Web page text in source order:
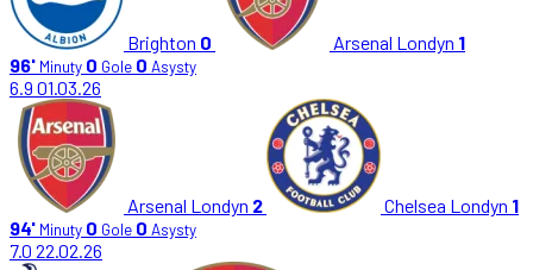
Brighton 0 Arsenal Londyn 1
96' Minuty 0 Gole 0 Asysty
6.9 01.03.26
Arsenal Londyn 2 Chelsea Londyn 1
94' Minuty 0 Gole 0 Asysty
7.0 22.02.26